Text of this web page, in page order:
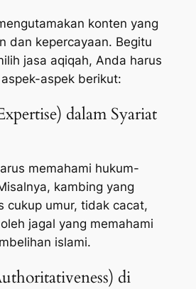
konten yang
dan kepercayaan. Begitu
jasa aqiqah, Anda harus
aspek berikut:
dalam Syariat
memahami hukum-
kambing yang
cukup umur, tidak cacat,
jagal yang memahami
islami.
di